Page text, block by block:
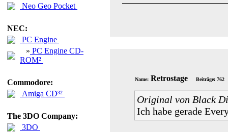
Neo Geo Pocket
NEC:
PC Engine
» PC Engine CD-
ROM²
Commodore:
Amiga CD³²
The 3DO Company:
3DO
Name: Retrostage Beiträge: 762
Original von Black
Ich habe gerade